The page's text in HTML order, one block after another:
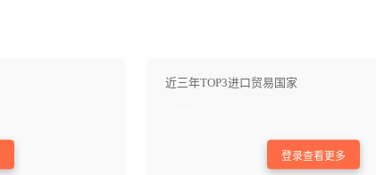
近三年TOP3进口贸易国家
登录查看更多